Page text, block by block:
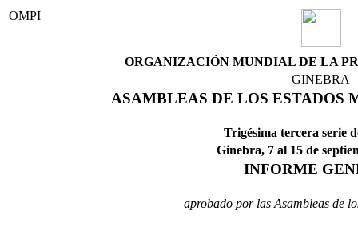
OMPI
ORGANIZACIÓN MUNDIAL DE LA
GINEBRA
ASAMBLEAS DE LOS ESTADOS
Trigésima tercera serie
Ginebra, 7 al 15 de
INFORME
aprobado por las Asambleas de